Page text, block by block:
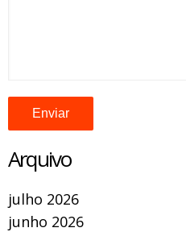
Arquivo
julho 2026
junho 2026